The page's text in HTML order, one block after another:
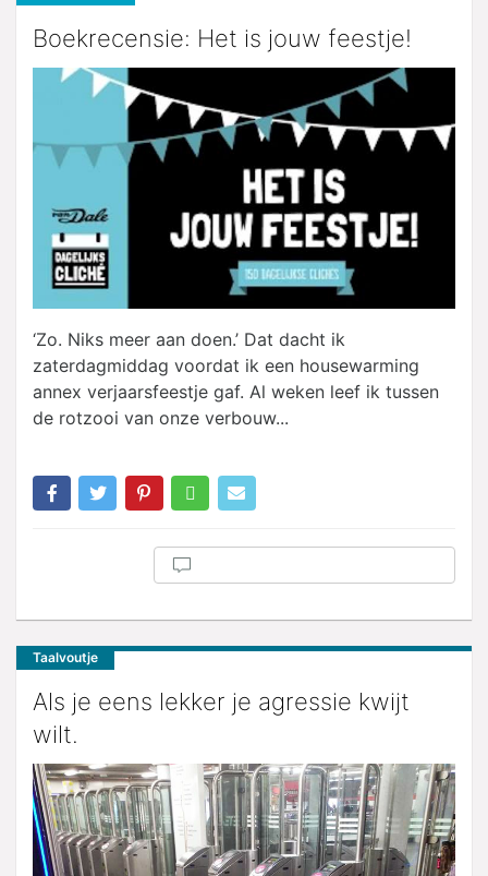
Boekrecensie: Het is jouw feestje!
‘Zo. Niks meer aan doen.’ Dat dacht ik
zaterdagmiddag voordat ik een housewarming
annex verjaarsfeestje gaf. Al weken leef ik tussen
de rotzooi van onze verbouw...
Taalvoutje
Als je eens lekker je agressie kwijt
wilt.